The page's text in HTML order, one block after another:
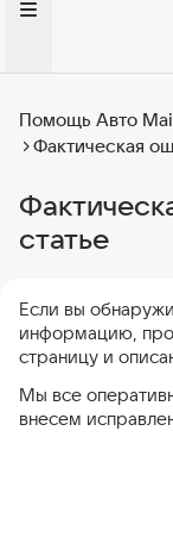
Помощь Авто
Фактическая
статье
Если вы
информацию,
страницу и
Мы все
внесем